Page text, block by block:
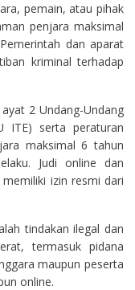
pemain, atau pihak
penjara maksimal
dan aparat
kriminal terhadap
2 Undang-Undang
ITE) serta peraturan
maksimal 6 tahun
Judi online dan
izin resmi dari
tindakan ilegal dan
termasuk pidana
maupun peserta
online.